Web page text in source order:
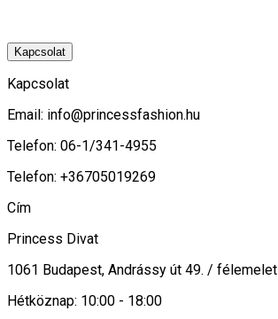
Kapcsolat
Kapcsolat
Email: info@princessfashion.hu
Telefon: 06-1/341-4955
Telefon: +36705019269
Cím
Princess Divat
1061 Budapest, Andrássy út 49. / félemelet
Hétköznap: 10:00 - 18:00